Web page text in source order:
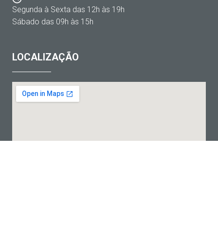
Segunda à Sexta das 12h às 19h
Sábado das 09h às 15h
LOCALIZAÇÃO